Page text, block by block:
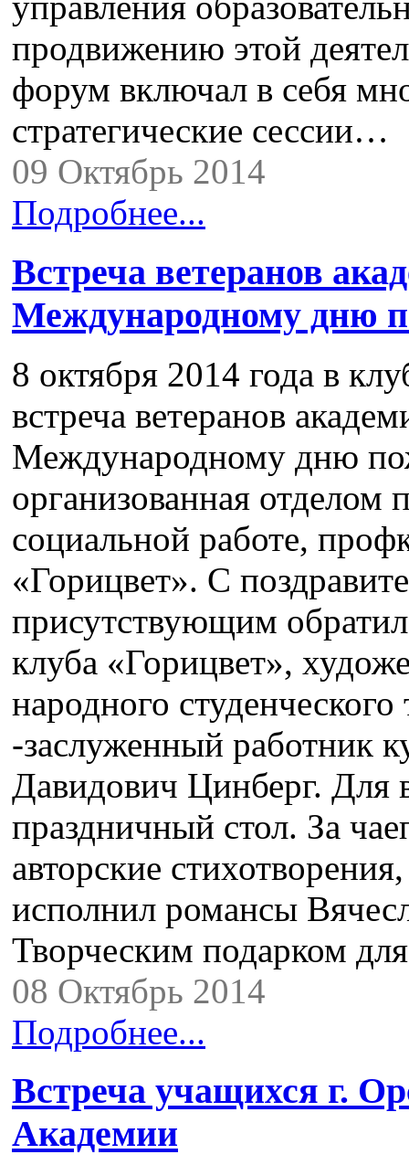
продвижению этой
форум включал в себя
стратегические сессии…
09 Октябрь 2014
Подробнее...
Встреча ветеранов
Международному дню
8 октября 2014 года в
встреча ветеранов
Международному дню
организованная отделом
социальной работе,
«Горицвет». С
присутствующим
клуба «Горицвет»,
народного
-заслуженный работник
Давидович Цинберг. Для
праздничный стол. За
авторские
исполнил романсы
Творческим подарком
08 Октябрь 2014
Подробнее...
Встреча учащихся г.
Академии